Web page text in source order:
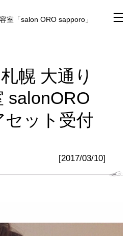
室「salon ORO sapporo」
幌 大通り
salonORO
セット受付
[2017/03/10]